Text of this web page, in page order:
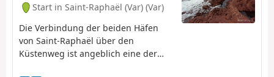
Start in Saint-Raphaël (Var) (Var)
Die Verbindung der beiden Häfen
von Saint-Raphaël über den
Küstenweg ist angeblich eine der